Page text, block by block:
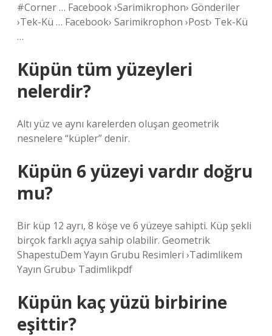
#Corner … Facebook ›Sarimikrophon› Gönderiler
›Tek-Kü … Facebook› Sarimikrophon ›Post› Tek-Kü
…
Küpün tüm yüzeyleri
nelerdir?
Altı yüz ve aynı karelerden oluşan geometrik
nesnelere “küpler” denir.
Küpün 6 yüzeyi vardır doğru
mu?
Bir küp 12 ayrı, 8 köşe ve 6 yüzeye sahipti. Küp şekli
birçok farklı açıya sahip olabilir. Geometrik
ShapestuDem Yayın Grubu Resimleri ›Tadimlikem
Yayın Grubu› Tadimlikpdf
Küpün kaç yüzü birbirine
eşittir?